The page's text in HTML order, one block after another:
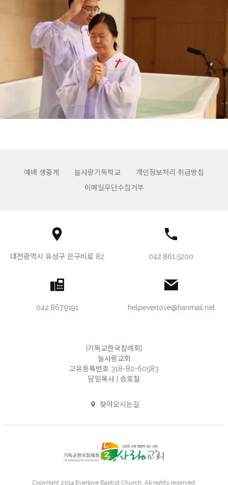
예배 생중계 늘사랑기독학교
개인정보처리 취급방침
이메일무단수집거부
대전광역시 유성구 은구비로 82 042.861.5200
042.867.9191 helpeverlove@hanmail.net
[기독교한국침례회]
늘사랑교회
고유등록번호 318-82-60583
담임목사 | 송호철
찾아오시는길
Copyright 2014 Everlove Baptist Church. All rights reserved.